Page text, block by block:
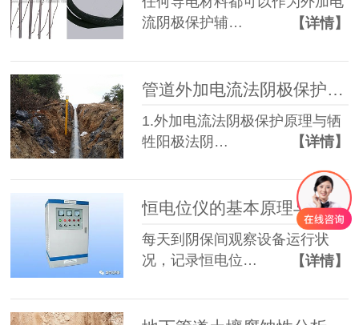
流阴极保护辅…
【详情】
管道外加电流法阴极保护讲解
1.外加电流法阴极保护原理与牺
牲阳极法阴…
【详情】
恒电位仪的基本原理与操作
每天到阴保间观察设备运行状
况，记录恒电位…
【详情】